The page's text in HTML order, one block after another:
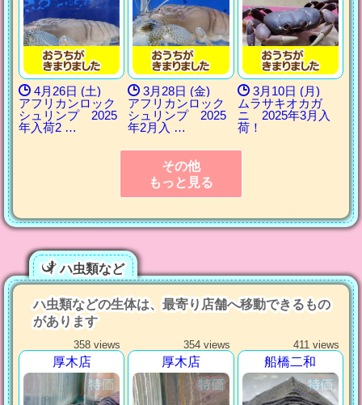
4月26日 (土)
アフリカンロック
シュリンプ 2025
年入荷2 …
3月28日 (金)
アフリカンロック
シュリンプ 2025
年2月入 …
3月10日 (月)
ムラサキオカガ
ニ 2025年3月入
荷！
その他
もっと見る
ハ虫類など
ハ虫類などの生体は、最寄り店舗へ移動できるもの
があります
358 views
厚木店
354 views
厚木店
411 views
船橋二和